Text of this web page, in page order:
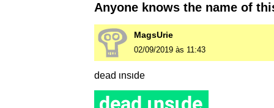
Anyone knows the name of
MagsUrie
02/09/2019 às 11:43
dead ιnѕιde